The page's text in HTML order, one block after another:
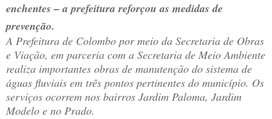
enchentes – a prefeitura reforçou as medidas de
prevenção.
A Prefeitura de Colombo por meio da Secretaria de Obras
e Viação, em parceria com a Secretaria de Meio Ambiente
realiza importantes obras de manutenção do sistema de
águas fluviais em três pontos pertinentes do município. Os
serviços ocorrem nos bairros Jardim Paloma, Jardim
Modelo e no Prado.